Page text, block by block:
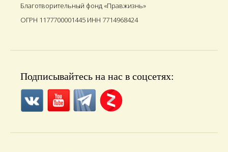
Благотворительный фонд «Правжизнь»
ОГРН 1177700001445 ИНН 7714968424
Подписывайтесь на нас в соцсетях: